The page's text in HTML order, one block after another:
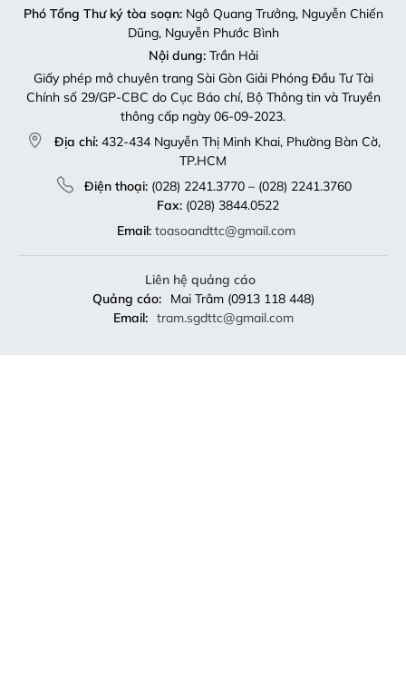
Phó Tổng Thư ký tòa soạn:Ngô Quang Trưởng, Nguyễn Chiến
Dũng, Nguyễn Phước Bình
Nội dung:Trần Hải
Giấy phép mở chuyên trang Sài Gòn Giải Phóng Đầu Tư Tài
Chính số 29/GP-CBC do Cục Báo chí, Bộ Thông tin và Truyền
thông cấp ngày 06-09-2023.
Địa chỉ: 432-434 Nguyễn Thị Minh Khai, Phường Bàn Cờ,
TP.HCM
Điện thoại:(028) 2241.3770 – (028) 2241.3760
Fax:(028) 3844.0522
Email: toasoandttc@gmail.com
Liên hệ quảng cáo
Quảng cáo:
Mai Trâm (0913 118 448)
Email: tram.sgdttc@gmail.com